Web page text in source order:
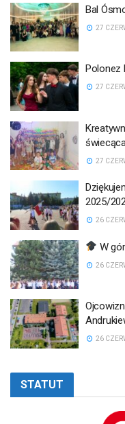
Bal
27
Polonez
27
27
2025/
26
W
26
26
STATUT